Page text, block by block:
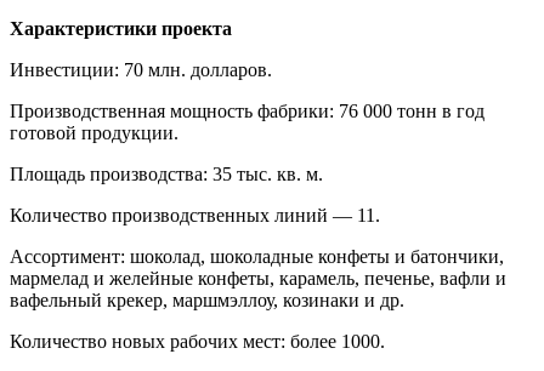
Характеристики проекта
Инвестиции: 70 млн. долларов.
Производственная мощность фабрики: 76 000 тонн в год
готовой продукции.
Площадь производства: 35 тыс. кв. м.
Количество производственных линий — 11.
Ассортимент: шоколад, шоколадные конфеты и батончики,
мармелад и желейные конфеты, карамель, печенье, вафли и
вафельный крекер, маршмэллоу, козинаки и др.
Количество новых рабочих мест: более 1000.